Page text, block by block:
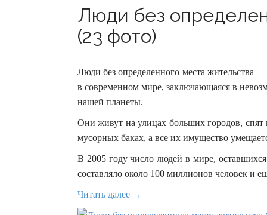
Люди без
(23 фото)
Люди без определенного места жительства
в современном мире, заключающаяся в
нашей планеты.
Они живут на улицах больших городов, спят
мусорных баках, а все их имущество
В 2005 году число людей в мире,
составляло около 100 миллионов человек и
Читать далее →